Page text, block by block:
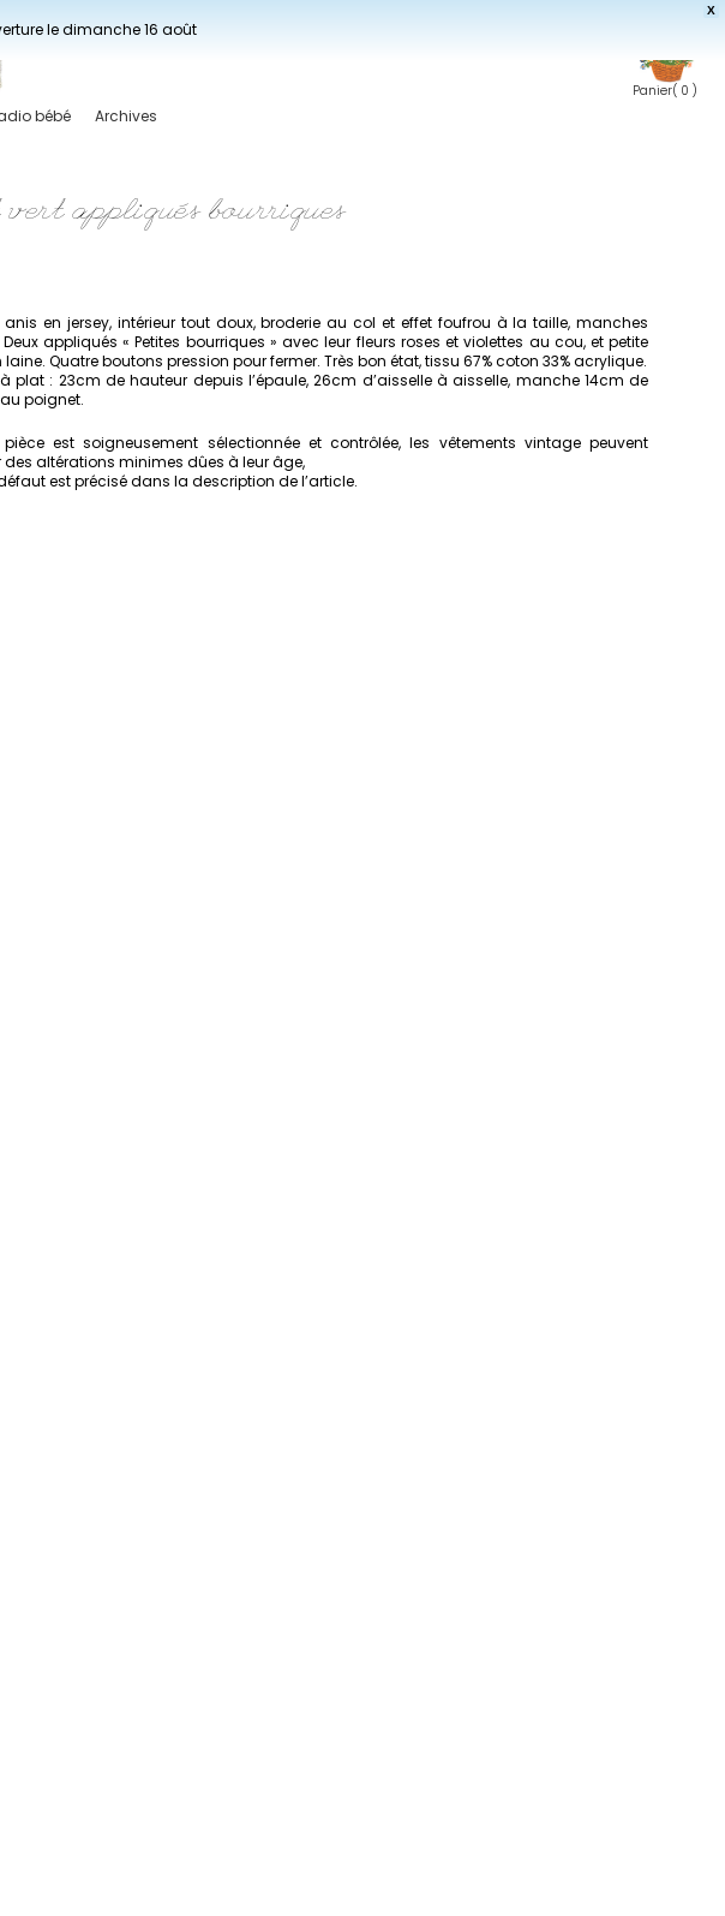
X
le dimanche 16 août
Panier( 0 )
bébé Archives
vert appliqués bourriques
anis en jersey, intérieur tout doux, broderie au col et effet foufrou à la taille, manches
appliqués « Petites bourriques » avec leur fleurs roses et violettes au cou, et petite
laine. Quatre boutons pression pour fermer. Très bon état, tissu 67% coton 33% acrylique.
plat : 23cm de hauteur depuis l’épaule, 26cm d’aisselle à aisselle, manche 14cm de
poignet.
est soigneusement sélectionnée et contrôlée, les vêtements vintage peuvent
des altérations minimes dûes à leur âge,
est précisé dans la description de l’article.